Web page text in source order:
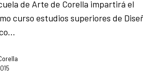
de Arte de Corella impartirá el
curso estudios superiores de